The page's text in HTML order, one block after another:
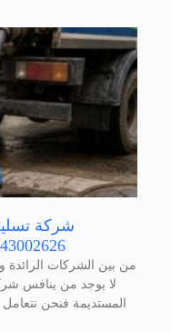
شركة
0543002626 طوارئ
من بين الشركات
لا يوجد من ينافس
المستديمة فنحن نتعامل